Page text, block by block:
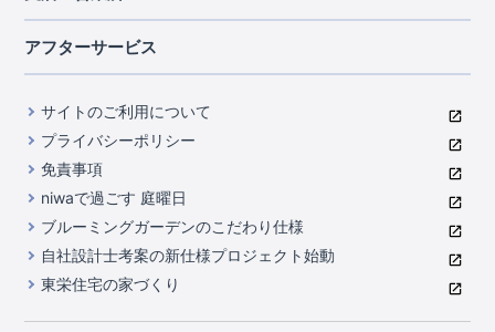
中部
山梨県
静岡県
滋賀県
京都府
中国・四国
岡山県
広島県
九州・沖縄
福岡県
熊本県
室内空間を快適に保つ断熱性能
コストパフォーマンスに自信
充実のアフターサポート
第三者評価によるお墨付き
家づくりのプロにも選ばれるブルーミングガーデン
住んでみるとじわじわ伝わる暮らしやすさへのこだわり
自社一貫体制
ご紹介制度のご案内
東栄INDEX（用語集）
アフターサービス
サイトのご利用について
プライバシーポリシー
免責事項
niwaで過ごす 庭曜日
ブルーミングガーデンのこだわり仕様
自社設計士考案の新仕様プロジェクト始動
東栄住宅の家づくり